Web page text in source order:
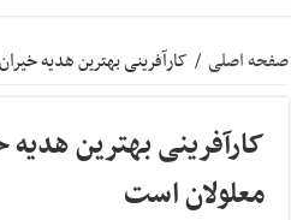
صفحه اصلی / کارآفرینی بهترین هدیه
کارآفرینی بهترین
معلولان است